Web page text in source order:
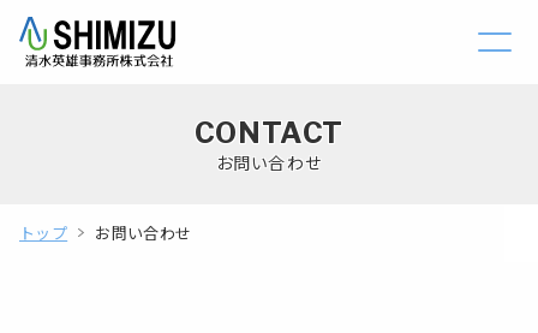
CONTACT
お問い合わせ
トップ お問い合わせ